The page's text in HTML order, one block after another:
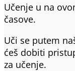
Učenje u na
časove.
Uči se putem
ćeš dobiti
za učenje.